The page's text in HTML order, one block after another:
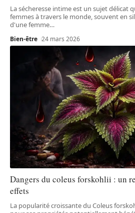
La sécheresse intime est un sujet délicat
femmes à travers le monde, souvent en
d'une femme…
Bien-être 24 mars 2026
Dangers du coleus forskohlii : un
effets
La popularité croissante du Coleus